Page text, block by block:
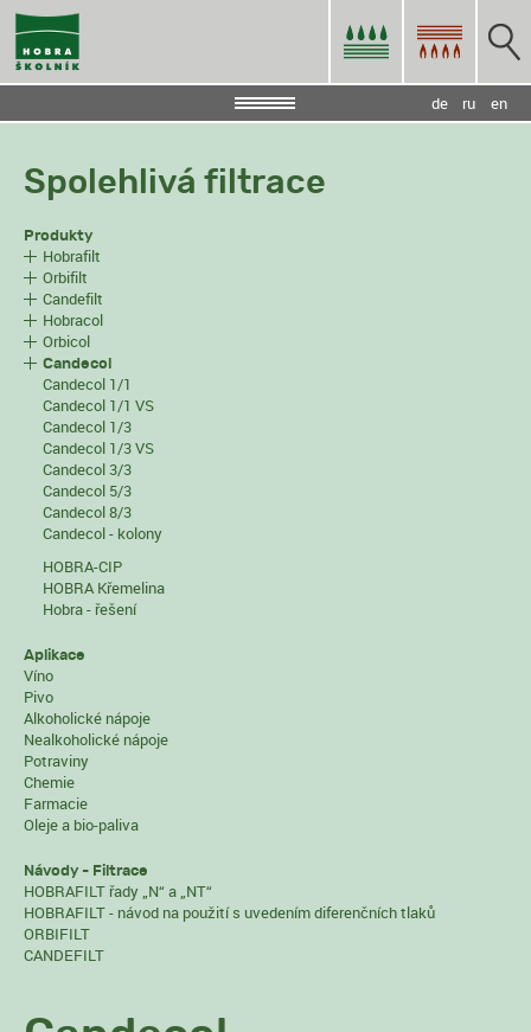
en
ru
de
Spolehlivá filtrace
Produkty
Hobrafilt
Orbifilt
Candefilt
Hobracol
Orbicol
Candecol
Candecol 1/1
Candecol 1/1 VS
Candecol 1/3
Candecol 1/3 VS
Candecol 3/3
Candecol 5/3
Candecol 8/3
Candecol - kolony
HOBRA-CIP
HOBRA Křemelina
Hobra - řešení
Aplikace
Víno
Pivo
Alkoholické nápoje
Nealkoholické nápoje
Potraviny
Chemie
Farmacie
Oleje a bio-paliva
Návody - Filtrace
HOBRAFILT řady „N“ a „NT“
HOBRAFILT - návod na použití s uvedením diferenčních tlaků
ORBIFILT
CANDEFILT